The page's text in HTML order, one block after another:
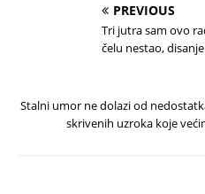
PREVIOUS
Tri jutra sam ovo
čelu nestao,
Stalni umor ne dolazi od
skrivenih uzroka koje